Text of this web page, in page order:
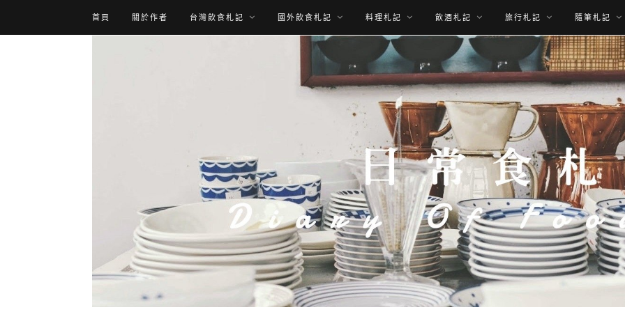
首頁 關於作者 台灣飲食札記 國外飲食札記 料理札記 飲酒札記 旅行札記 隨筆札記